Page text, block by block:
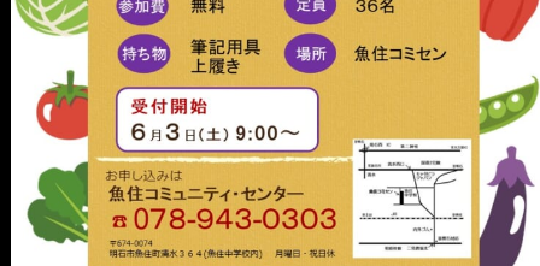
ン
コ
ン
ン
ツ
へ
移